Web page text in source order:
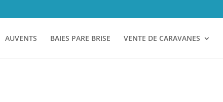
AUVENTS BAIES PARE BRISE VENTE DE CARAVANES